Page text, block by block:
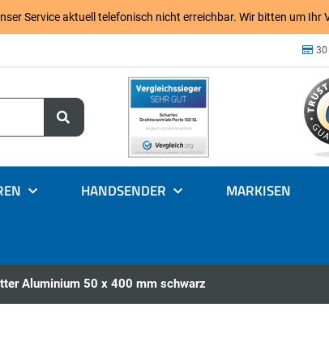
Service aktuell telefonisch nicht erreichbar. Wir bitten um Ihr
30
HANDSENDER MARKISEN
Aluminium 50 x 400 mm schwarz